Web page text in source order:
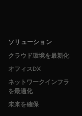
ソリューション
クラウド環境を最新化
オフィスDX
ネットワークインフラ
を最適化
未来を確保